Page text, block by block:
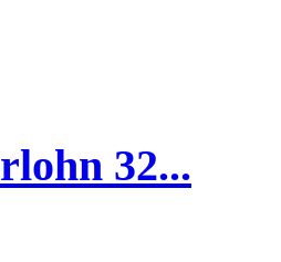
32...